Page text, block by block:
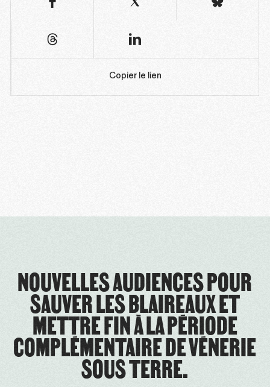
Copier le lien
NOUVELLES AUDIENCES POUR
SAUVER LES BLAIREAUX ET
METTRE FIN À LA PÉRIODE
COMPLÉMENTAIRE DE VÉNERIE
SOUS TERRE.